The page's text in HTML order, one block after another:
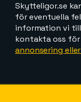
Skytteligor.se
för eventuella
information vi
kontakta oss
annonsering